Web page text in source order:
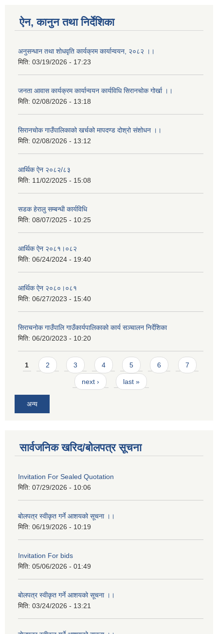
ऐन, कानुन तथा निर्देशिका
अनुसन्धान तथा शोधवृति कार्यक्रम कार्यान्वयन, २०८२ ।।
मिति: 03/19/2026 - 17:23
जनता आवास कार्यक्रम कार्यान्वयन कार्यविधि सिरानचोक गोर्खा ।।
मिति: 02/08/2026 - 13:18
सिरानचोक गाउँपालिकाको खर्चको मापदण्ड दोश्रो संशोधन ।।
मिति: 02/08/2026 - 13:12
आर्थिक ऐन २०८२/८३
मिति: 11/02/2025 - 15:08
सडक हेरालु सम्बन्धी कार्यविधि
मिति: 08/07/2025 - 10:25
आर्थिक ऐन २०८१।०८२
मिति: 06/24/2024 - 19:40
आर्थिक ऐन २०८०।०८१
मिति: 06/27/2023 - 15:40
सिराचनोक गाउँपालि गाउँकार्यपालिकाको कार्य सञ्चालन निर्देशिका
मिति: 06/20/2023 - 10:20
Pages
1 2 3 4 5 6 7
next › last »
अन्य
सार्वजनिक खरिद/बोलपत्र सूचना
Invitation For Sealed Quotation
मिति: 07/29/2026 - 10:06
बोलपत्र स्वीकृत गर्ने आशयको सूचना ।।
मिति: 06/19/2026 - 10:19
Invitation For bids
मिति: 05/06/2026 - 01:49
बोलपत्र स्वीकृत गर्ने आशयको सूचना ।।
मिति: 03/24/2026 - 13:21